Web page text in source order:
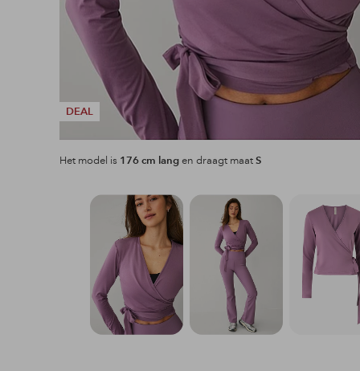
DEAL
Het model is 176 cm langen draagt maatS